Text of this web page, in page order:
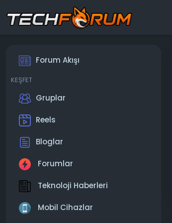
Forum Akışı
KEŞFET
Gruplar
Reels
Bloglar
Forumlar
Teknoloji Haberleri
Mobil Cihazlar